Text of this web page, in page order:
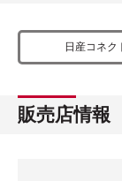
日産コネク
販売店情報